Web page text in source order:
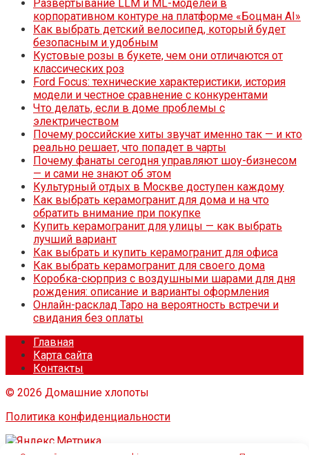
Развертывание LLM и ML-моделей в
корпоративном контуре на платформе «Боцман AI»
Как выбрать детский велосипед, который будет
безопасным и удобным
Кустовые розы в букете, чем они отличаются от
классических роз
Ford Focus: технические характеристики, история
модели и честное сравнение с конкурентами
Что делать, если в доме проблемы с
электричеством
Почему российские хиты звучат именно так — и кто
реально решает, что попадет в чарты
Почему фанаты сегодня управляют шоу-бизнесом
— и сами не знают об этом
Культурный отдых в Москве доступен каждому
Как выбрать керамогранит для дома и на что
обратить внимание при покупке
Купить керамогранит для улицы — как выбрать
лучший вариант
Как выбрать и купить керамогранит для офиса
Как выбрать керамогранит для своего дома
Коробка-сюрприз с воздушными шарами для дня
рождения: описание и варианты оформления
Онлайн-расклад Таро на вероятность встречи и
свидания без оплаты
Главная
Карта сайта
Контакты
© 2026 Домашние хлопоты
Политика конфиденциальности